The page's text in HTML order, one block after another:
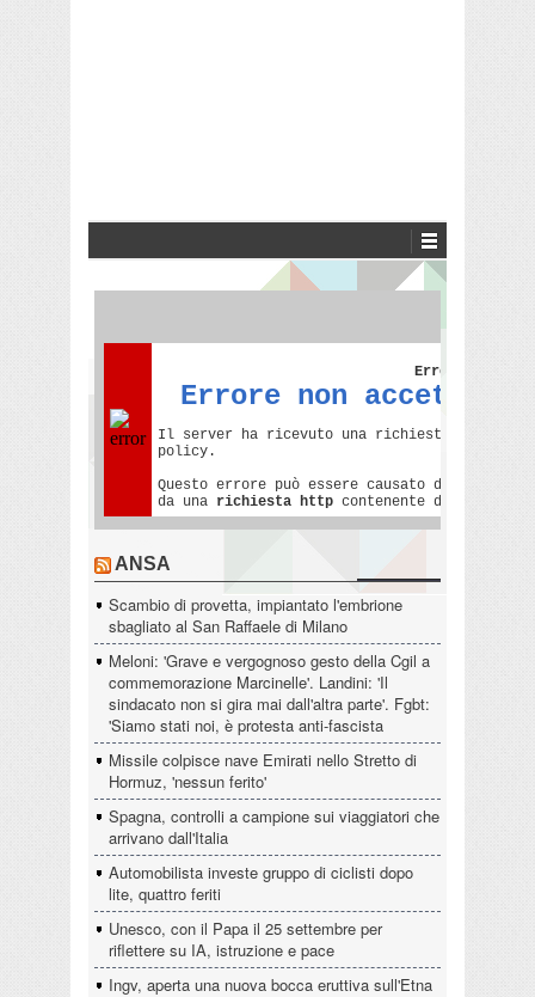
ANSA
Scambio di provetta, impiantato l'embrione
sbagliato al San Raffaele di Milano
Meloni: 'Grave e vergognoso gesto della Cgil a
commemorazione Marcinelle'. Landini: 'Il
sindacato non si gira mai dall'altra parte'. Fgbt:
'Siamo stati noi, è protesta anti-fascista
Missile colpisce nave Emirati nello Stretto di
Hormuz, 'nessun ferito'
Spagna, controlli a campione sui viaggiatori che
arrivano dall'Italia
Automobilista investe gruppo di ciclisti dopo
lite, quattro feriti
Unesco, con il Papa il 25 settembre per
riflettere su IA, istruzione e pace
Ingv, aperta una nuova bocca eruttiva sull'Etna